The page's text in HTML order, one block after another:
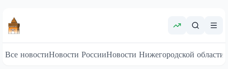
Все новостиНовости РоссииНовости Нижегородской области